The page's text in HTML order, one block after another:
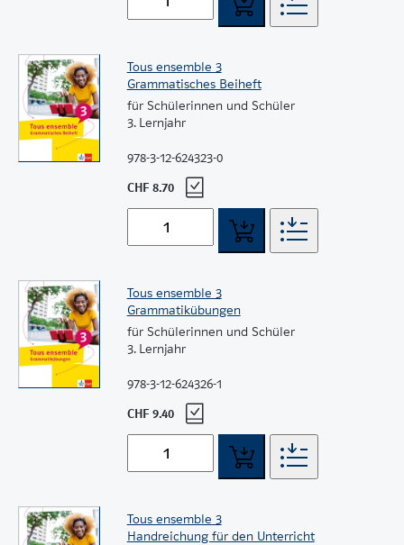
Tous ensemble 3
Grammatisches Beiheft
für Schülerinnen und Schüler
3. Lernjahr
978-3-12-624323-0
CHF 8.70
Tous ensemble 3
Grammatikübungen
für Schülerinnen und Schüler
3. Lernjahr
978-3-12-624326-1
CHF 9.40
Tous ensemble 3
Handreichung für den Unterricht